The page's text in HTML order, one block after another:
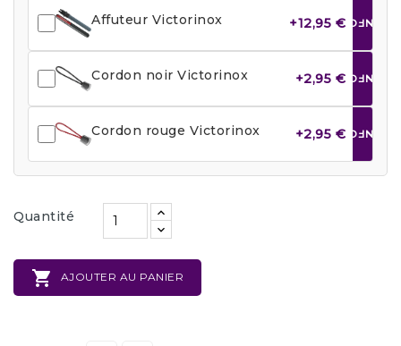
Affuteur Victorinox +12,95 € INFO
Cordon noir Victorinox +2,95 € INFO
Cordon rouge Victorinox +2,95 € INFO
Quantité
 AJOUTER AU PANIER